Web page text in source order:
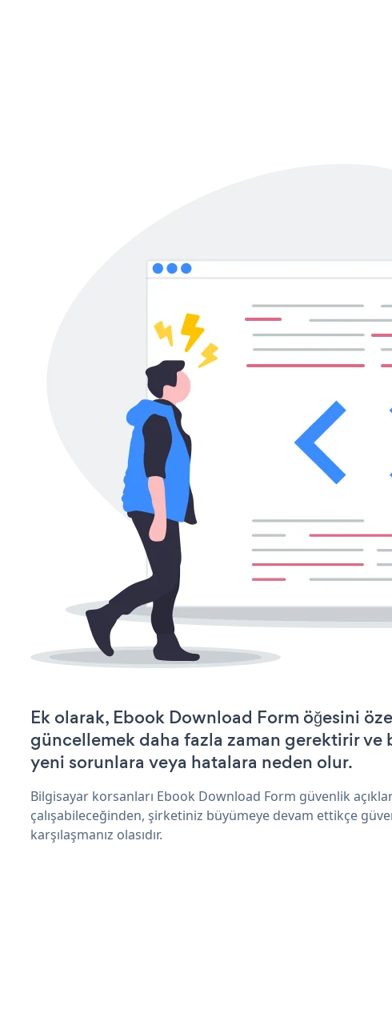
Ek olarak, Ebook Download Form öğesini
güncellemek daha fazla zaman gerektirir ve
yeni sorunlara veya hatalara neden olur.
Bilgisayar korsanları Ebook Download Form güvenlik
çalışabileceğinden, şirketiniz büyümeye devam ettikçe
karşılaşmanız olasıdır.